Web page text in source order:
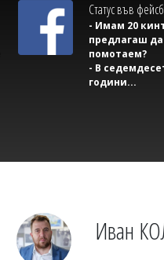
Статус във
- Имам 20
предлагаш да
помотаем?
- В
години...
Иван